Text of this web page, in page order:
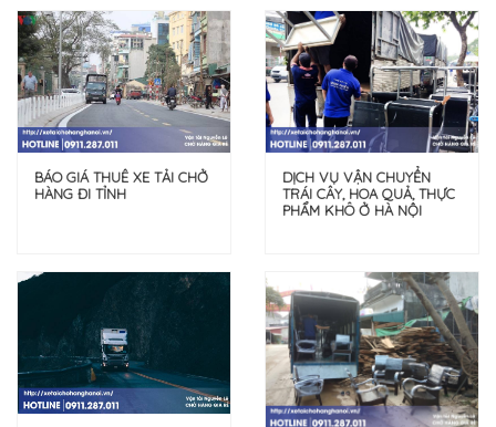
BÁO GIÁ THUÊ XE TẢI CHỞ
HÀNG ĐI TỈNH
DỊCH VỤ VẬN CHUYỂN
TRÁI CÂY, HOA QUẢ, THỰC
PHẨM KHÔ Ở HÀ NỘI